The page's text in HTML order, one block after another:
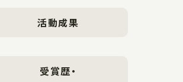
活動成果
受賞歴・